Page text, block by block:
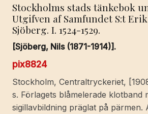
Stockholms stads tänkebok
Utgifven af Samfundet S:t
Sjöberg. I. 1524-1529.
[Sjöberg, Nils (1871-1914)].
pix8824
Stockholm, Centraltryckeriet,
s. Förlagets blåmelerade klotband
sigillavbildning präglat på pärmen.